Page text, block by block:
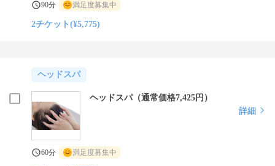
90分 満足度募集中
2チケット(¥5,775)
ヘッドスパ
ヘッドスパ（通常価格7,425円）
詳細
60分 満足度募集中